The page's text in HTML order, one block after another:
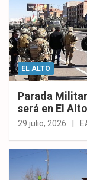
EL ALTO
Parada
será en El Alto
29 julio, 2026